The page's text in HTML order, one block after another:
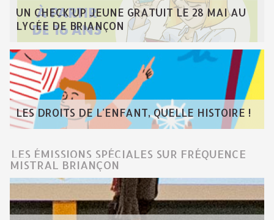
UN CHECK'UP JEUNE GRATUIT LE 28 MAI AU
LYCÉE DE BRIANÇON
LES DROITS DE L'ENFANT, QUELLE HISTOIRE !
LES ÉMISSIONS SPÉCIALES SUR FRÉQUENCE
MISTRAL BRIANÇON